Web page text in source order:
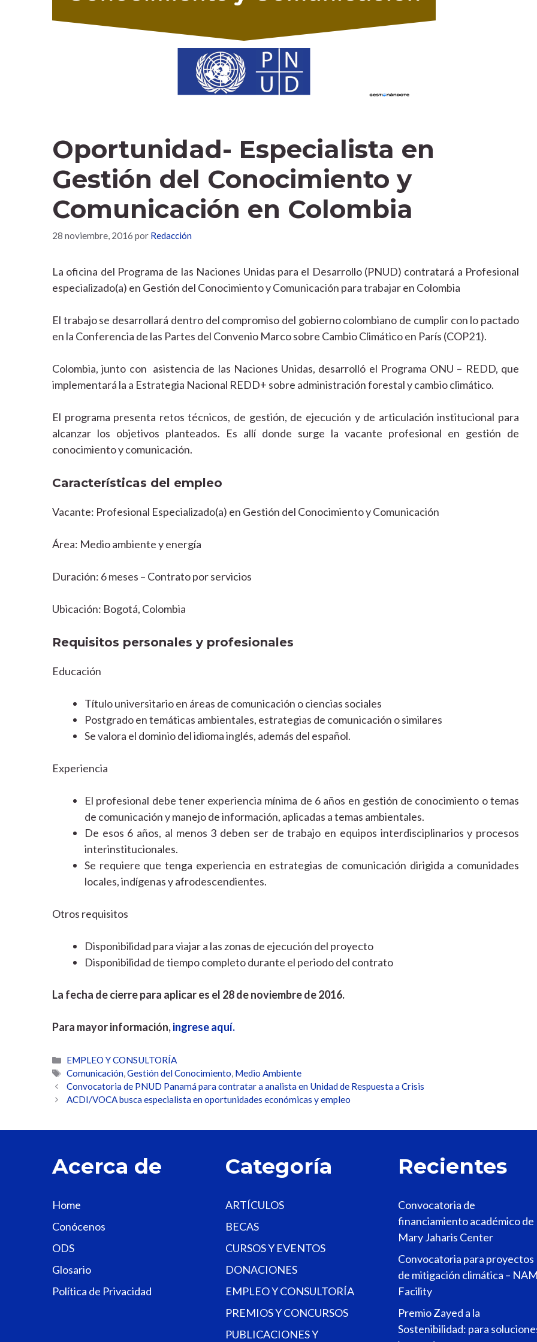
Oportunidad- Especialista en
Gestión del Conocimiento y
Comunicación en Colombia
28 noviembre, 2016 por Redacción
La oficina del Programa de las Naciones Unidas para el Desarrollo (PNUD) contratará a Profesional
especializado(a) en Gestión del Conocimiento y Comunicación para trabajar en Colombia
El trabajo se desarrollará dentro del compromiso del gobierno colombiano de cumplir con lo pactado
en la Conferencia de las Partes del Convenio Marco sobre Cambio Climático en París (COP21).
Colombia, junto con asistencia de las Naciones Unidas, desarrolló el Programa ONU – REDD, que
implementará la a Estrategia Nacional REDD+ sobre administración forestal y cambio climático.
El programa presenta retos técnicos, de gestión, de ejecución y de articulación institucional para
alcanzar los objetivos planteados. Es allí donde surge la vacante profesional en gestión de
conocimiento y comunicación.
Características del empleo
Vacante: Profesional Especializado(a) en Gestión del Conocimiento y Comunicación
Área: Medio ambiente y energía
Duración: 6 meses – Contrato por servicios
Ubicación: Bogotá, Colombia
Requisitos personales y profesionales
Educación
Título universitario en áreas de comunicación o ciencias sociales
Postgrado en temáticas ambientales, estrategias de comunicación o similares
Se valora el dominio del idioma inglés, además del español.
Experiencia
El profesional debe tener experiencia mínima de 6 años en gestión de conocimiento o temas
de comunicación y manejo de información, aplicadas a temas ambientales.
De esos 6 años, al menos 3 deben ser de trabajo en equipos interdisciplinarios y procesos
interinstitucionales.
Se requiere que tenga experiencia en estrategias de comunicación dirigida a comunidades
locales, indígenas y afrodescendientes.
Otros requisitos
Disponibilidad para viajar a las zonas de ejecución del proyecto
Disponibilidad de tiempo completo durante el periodo del contrato
La fecha de cierre para aplicar es el 28 de noviembre de 2016.
Para mayor información,ingrese aquí.
Categorías
EMPLEO Y CONSULTORÍA
Etiquetas
Comunicación,Gestión del Conocimiento, Medio Ambiente
Convocatoria de PNUD Panamá para contratar a analista en Unidad de Respuesta a Crisis
ACDI/VOCA busca especialista en oportunidades económicas y empleo
Acerca de
Home
Conócenos
ODS
Glosario
Política de Privacidad
Categoría
ARTÍCULOS
BECAS
CURSOS Y EVENTOS
DONACIONES
EMPLEO Y CONSULTORÍA
PREMIOS Y CONCURSOS
PUBLICACIONES Y
Recientes
Convocatoria de
financiamiento académico de
Mary Jaharis Center
Convocatoria para proyectos
de mitigación climática –
Facility
Premio Zayed a la
Sostenibilidad: para